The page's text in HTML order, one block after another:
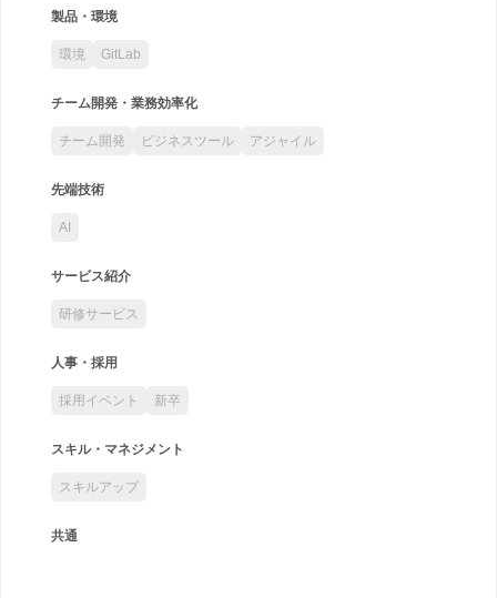
製品・環境
環境 GitLab
チーム開発・業務効率化
チーム開発 ビジネスツール アジャイル
先端技術
AI
サービス紹介
研修サービス
人事・採用
採用イベント 新卒
スキル・マネジメント
スキルアップ
共通